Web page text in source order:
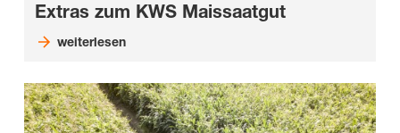
Extras zum KWS Maissaatgut
weiterlesen